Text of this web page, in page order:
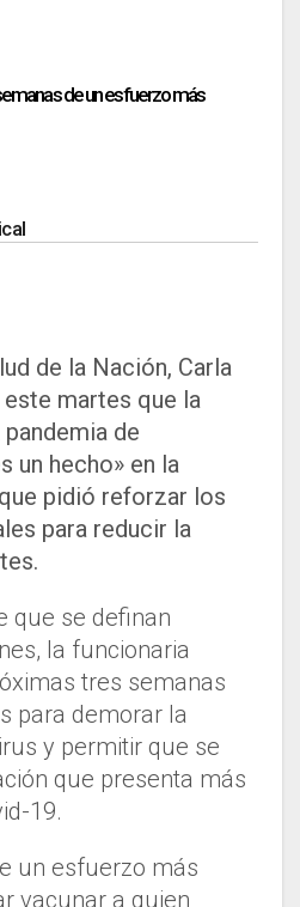
de un esfuerzo más
de la Nación, Carla
martes que la
de
un hecho» en la
pidió reforzar los
para reducir la
que se definan
la funcionaria
tres semanas
para demorar la
y permitir que se
que presenta más
19.
un esfuerzo más
vacunar a quien